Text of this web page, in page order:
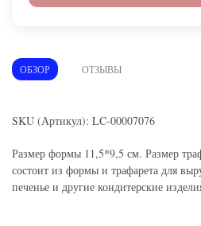
ОБЗОР ОТЗЫВЫ
SKU (Артикул): LC-00007076
Размер формы 11,5*9,5 см. Размер
состоит из формы и трафарета для
печенье и другие кондитерские